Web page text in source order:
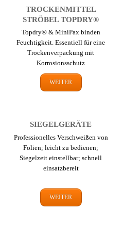
TROCKEN­MITTEL
STRÖBEL TOPDRY®
Topdry® & MiniPax binden
Feuchtigkeit. Essentiell für eine
Trocken­verpackung mit
Korrosions­schutz
WEITER
SIEGELGERÄTE
Professionelles Verschweißen von
Folien; leicht zu bedienen;
Siegelzeit einstellbar; schnell
einsatzbereit
WEITER